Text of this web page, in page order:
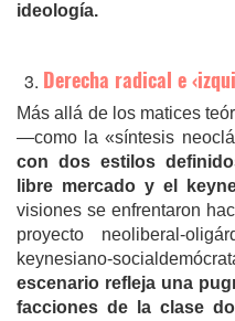
ideología.
Derecha radical e
Más allá de los matices
—como la «síntesis
con dos estilos
libre mercado y el
visiones se enfrentaron
proyecto neoliberal-
keynesiano-
escenario refleja una
facciones de la clase